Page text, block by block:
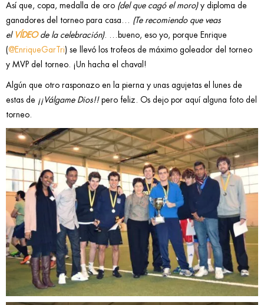
Así que, copa, medalla de oro (del que cagó el moro)y diploma de
ganadores del torneo para casa… (Te recomiendo que veas
el VÍDEOde la celebración). …bueno, eso yo, porque Enrique
(@EnriqueGarTri) se llevó los trofeos de máximo goleador del torneo
y MVP del torneo. ¡Un hacha el chaval!
Algún que otro rasponazo en la pierna y unas agujetas el lunes de
estas de ¡¡Válgame Dios!! pero feliz. Os dejo por aquí alguna foto del
torneo.